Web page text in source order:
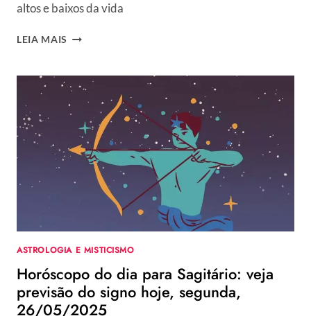
altos e baixos da vida
LEIA MAIS HORÓSCOPO
PARA
CAPRICÓRNIO:
VEJA
PREVISÃO
DO
SIGNO
HOJE,
SEGUNDA,
26/05/2025
ASTROLOGIA E MISTICISMO
Horóscopo do dia para Sagitário: veja
previsão do signo hoje, segunda,
26/05/2025